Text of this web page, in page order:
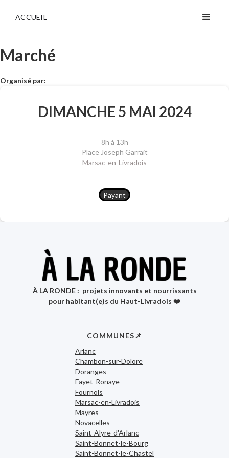
ACCUEIL
Marché
Organisé par:
DIMANCHE 5 MAI 2024
8h à 13h
Place Joseph Garrait
Marsac-en-Livradois
Payant
COMMUNES📌
Arlanc
Chambon-sur-Dolore
Doranges
Fayet-Ronaye
Fournols
Marsac-en-Livradois
Mayres
Novacelles
Saint-Alyre-d'Arlanc
Saint-Bonnet-le-Bourg
Saint-Bonnet-le-Chastel
À LA RONDE : projets innovants et nourrissants
pour habitant(e)s du Haut-Livradois ❤️